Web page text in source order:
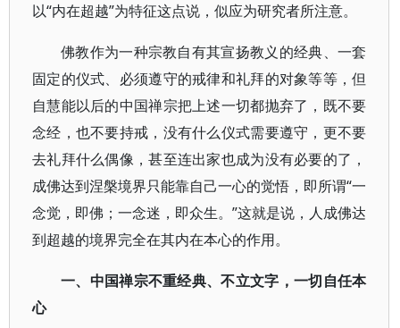
以“内在超越”为特征这点说，似应为研究者所注意。
佛教作为一种宗教自有其宣扬教义的经典、一套
固定的仪式、必须遵守的戒律和礼拜的对象等等，但
自慧能以后的中国禅宗把上述一切都抛弃了，既不要
念经，也不要持戒，没有什么仪式需要遵守，更不要
去礼拜什么偶像，甚至连出家也成为没有必要的了，
成佛达到涅槃境界只能靠自己一心的觉悟，即所谓“一
念觉，即佛；一念迷，即众生。”这就是说，人成佛达
到超越的境界完全在其内在本心的作用。
一、中国禅宗不重经典、不立文字，一切自任本
心